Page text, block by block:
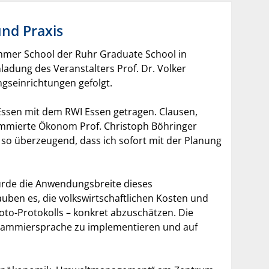
Praxis
School der Ruhr Graduate School in
des Veranstalters Prof. Dr. Volker
gefolgt.
mit dem RWI Essen getragen. Clausen,
Ökonom Prof. Christoph Böhringer
überzeugend, dass ich sofort mit der Planung
die Anwendungsbreite dieses
es, die volkswirtschaftlichen Kosten und
Protokolls – konkret abzuschätzen. Die
zu implementieren und auf